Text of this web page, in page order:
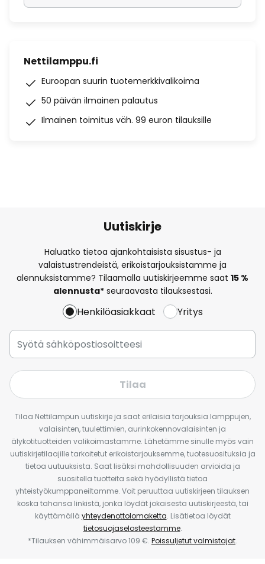
Nettilamppu.fi
Euroopan suurin tuotemerkkivalikoima
50 päivän ilmainen palautus
Ilmainen toimitus väh. 99 euron tilauksille
Uutiskirje
Haluatko tietoa ajankohtaisista sisustus- ja
valaistustrendeistä, erikoistarjouksistamme ja
alennuksistamme? Tilaamalla uutiskirjeemme saat 15 %
alennusta*seuraavasta tilauksestasi.
Henkilöasiakkaat Yritys
Tilaa
Tilaa Nettilampun uutiskirje ja saat erilaisia tarjouksia lamppujen,
valaisinten, tuulettimien, aurinkokennovalaisinten ja
älykotituotteiden valikoimastamme. Lähetämme sinulle myös vain
uutiskirjetilaajille tarkoitetut erikoistarjouksemme, tuotesuosituksia ja
tietoa uutuuksista. Saat lisäksi mahdollisuuden arvioida ja
suositella tuotteita sekä hyödyllistä tietoa
yhteistyökumppaneiltamme. Voit peruuttaa uutiskirjeen tilauksen
koska tahansa linkistä, jonka löydät jokaisesta uutiskirjeestä, tai
käyttämällä yhteydenottolomaketta. Lisätietoa löydät
tietosuojaselosteestamme.
*Tilauksen vähimmäisarvo 109 €. Poissuljetut valmistajat.